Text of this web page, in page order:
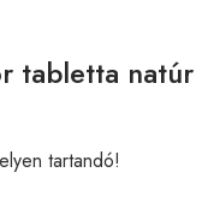
tabletta natúr
tartandó!